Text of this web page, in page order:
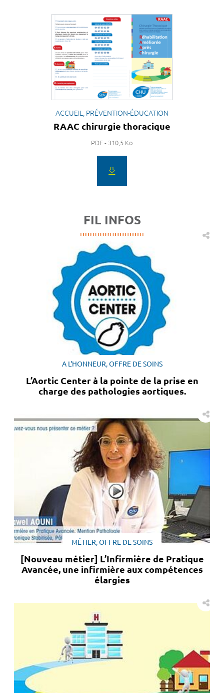
ACCUEIL, PRÉVENTION-ÉDUCATION
RAAC chirurgie thoracique
PDF - 310,5 Ko
FIL INFOS
A L'HONNEUR, OFFRE DE SOINS
L’Aortic Center à la pointe de la prise en
charge des pathologies aortiques.
MÉTIER, OFFRE DE SOINS
[Nouveau métier] L’Infirmière de Pratique
Avancée, une infirmière aux compétences
élargies